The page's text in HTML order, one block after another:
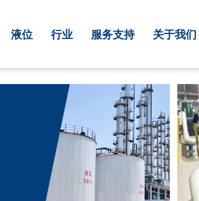
液位 行业 服务支持 关于我们